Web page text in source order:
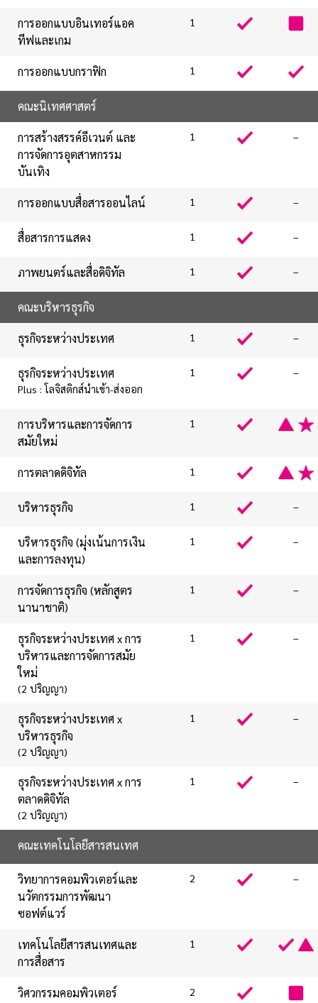
การออกแบบอินเทอร์แอค
ทีฟและเกม
1
การออกแบบกราฟิก 1
คณะนิเทศศาสตร์
การสร้างสรรค์อีเวนต์ และ
การจัดการอุตสาหกรรม
บันเทิง
1 –
การออกแบบสื่อสารออนไลน์ 1 –
สื่อสารการแสดง 1 –
ภาพยนตร์และสื่อดิจิทัล 1 –
คณะบริหารธุรกิจ
ธุรกิจระหว่างประเทศ 1 –
ธุรกิจระหว่างประเทศ
Plus : โลจิสติกส์นำเข้า-ส่งออก
1 –
การบริหารและการจัดการ
สมัยใหม่
1
การตลาดดิจิทัล 1
บริหารธุรกิจ 1 –
บริหารธุรกิจ (มุ่งเน้นการเงิน
และการลงทุน)
1 –
การจัดการธุรกิจ (หลักสูตร
นานาชาติ)
1 –
ธุรกิจระหว่างประเทศ x การ
บริหารและการจัดการสมัย
ใหม่
(2 ปริญญา)
1 –
ธุรกิจระหว่างประเทศ x
บริหารธุรกิจ
(2 ปริญญา)
1 –
ธุรกิจระหว่างประเทศ x การ
ตลาดดิจิทัล
(2 ปริญญา)
1 –
คณะเทคโนโลยีสารสนเทศ
วิทยาการคอมพิวเตอร์และ
นวัตกรรมการพัฒนา
ซอฟต์แวร์
2 –
เทคโนโลยีสารสนเทศและ
การสื่อสาร
1
วิศวกรรมคอมพิวเตอร์ 2